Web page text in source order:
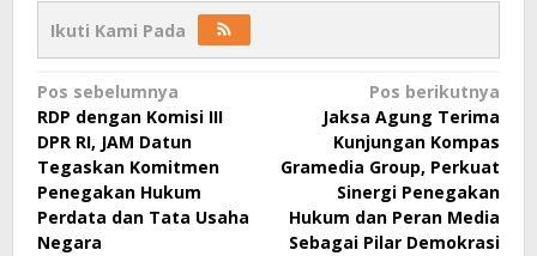
Ikuti Kami Pada
Navigasi
pos
Pos sebelumnya
RDP dengan Komisi III
DPR RI, JAM Datun
Tegaskan Komitmen
Penegakan Hukum
Perdata dan Tata Usaha
Negara
Pos berikutnya
Jaksa Agung Terima
Kunjungan Kompas
Gramedia Group, Perkuat
Sinergi Penegakan
Hukum dan Peran Media
Sebagai Pilar Demokrasi